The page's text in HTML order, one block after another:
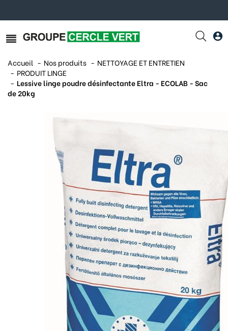
Accueil Nos produits
NETTOYAGE ET ENTRETIEN
PRODUIT LINGE
Lessive linge poudre désinfectante Eltra - ECOLAB - Sac
de 20kg